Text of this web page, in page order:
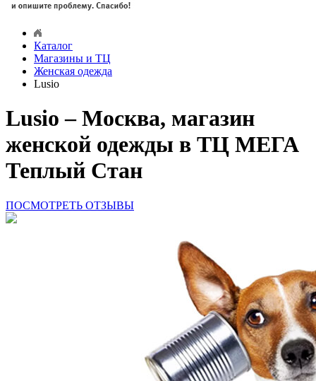
Каталог
Магазины и ТЦ
Женская одежда
Lusio
Lusio – Москва, магазин
женской одежды в ТЦ МЕГА
Теплый Стан
ПОСМОТРЕТЬ ОТЗЫВЫ